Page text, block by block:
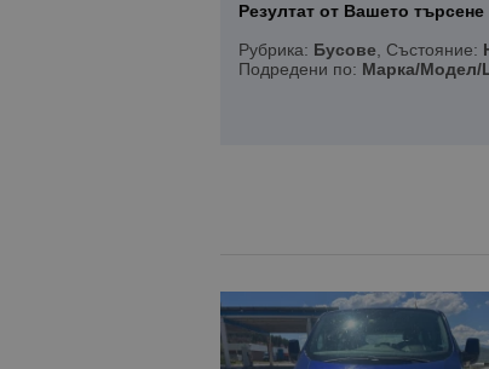
Резултат от Вашето търсене
Рубрика: Бусове, Състояние:
Подредени по: Марка/Модел/